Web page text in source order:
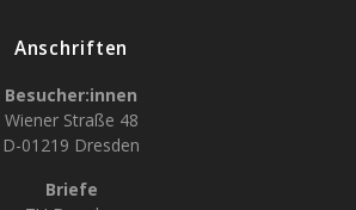
Anschriften
Besucher:innen
Wiener Straße 48
D-01219 Dresden
Briefe